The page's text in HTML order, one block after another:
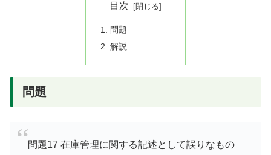
目次
問題
解説
問題
問題17 在庫管理に関する記述として誤りなもの